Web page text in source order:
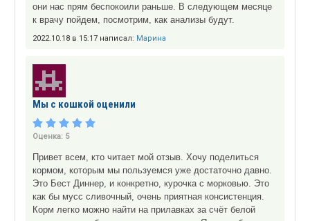
они нас прям беспокоили раньше. В следующем месяце
к врачу пойдем, посмотрим, как анализы будут.
2022.10.18 в 15:17 написал: Марина
Мы с кошкой оценили
Оценка: 5
Привет всем, кто читает мой отзыв. Хочу поделиться
кормом, которым мы пользуемся уже достаточно давно.
Это Бест Диннер, и конкретно, курочка с морковью. Это
как бы мусс сливочный, очень приятная консистенция.
Корм легко можно найти на прилавках за счёт белой